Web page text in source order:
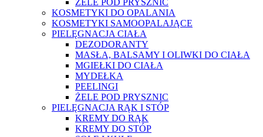
KOSMETYKI DO OPALANIA
KOSMETYKI SAMOOPALAJĄCE
PIELĘGNACJA CIAŁA
DEZODORANTY
MASŁA, BALSAMY I OLIWKI DO CIAŁA
MGIEŁKI DO CIAŁA
MYDEŁKA
PEELINGI
ŻELE POD PRYSZNIC
PIELĘGNACJA RĄK I STÓP
KREMY DO RĄK
KREMY DO STÓP